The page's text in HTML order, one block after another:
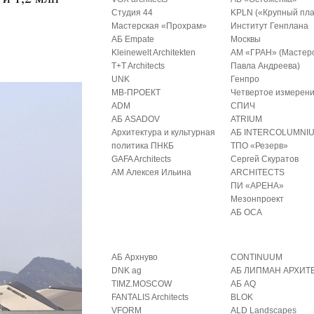
Студия 44
Мастерская «Прохрам»
АБ Empate
Kleinewelt Architekten
T+T Architects
UNK
МВ-ПРОЕКТ
ADM
АБ ASADOV
Архитектура и культурная
политика ПНКБ
GAFA Architects
АМ Алексея Ильина
KPLN («Крупный
Институт Генплана
Москвы
АМ «ГРАН»
Павла Андреева)
Генпро
Четвертое
СПИЧ
ATRIUM
АБ
ТПО «Резерв»
Сергей Скуратов
ARCHITECTS
ПИ «АРЕНА»
Мезонпроект
АБ ОСА
АБ Архнуво
DNK ag
TIMZ.MOSCOW
FANTALIS Architects
VFORM
CONTINUUM
АБ ЛИПМАН
АБ AQ
BLOK
ALD Landscapes